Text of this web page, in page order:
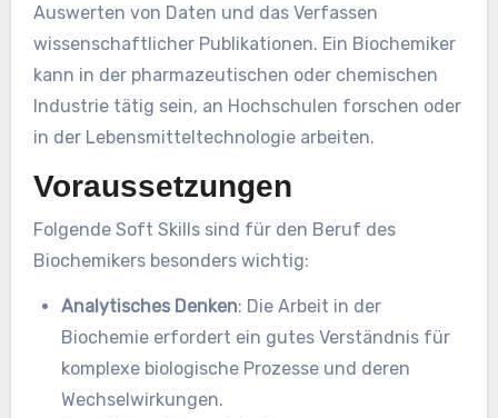
Auswerten von Daten und das Verfassen
wissenschaftlicher Publikationen. Ein Biochemiker
kann in der pharmazeutischen oder chemischen
Industrie tätig sein, an Hochschulen forschen oder
in der Lebensmitteltechnologie arbeiten.
Voraussetzungen
Folgende Soft Skills sind für den Beruf des
Biochemikers besonders wichtig:
Analytisches Denken: Die Arbeit in der
Biochemie erfordert ein gutes Verständnis für
komplexe biologische Prozesse und deren
Wechselwirkungen.